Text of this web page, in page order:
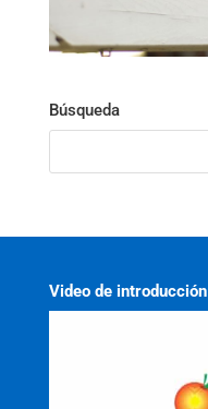
Búsqueda
Video de introducción